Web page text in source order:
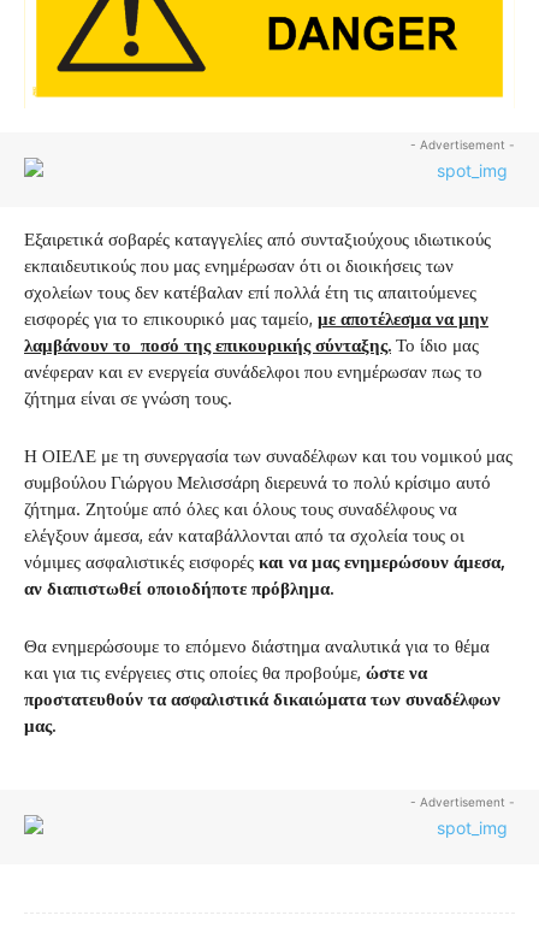
- Advertisement -
Εξαιρετικά σοβαρές καταγγελίες από συνταξιούχους ιδιωτικούς
εκπαιδευτικούς που μας ενημέρωσαν ότι οι διοικήσεις των
σχολείων τους δεν κατέβαλαν επί πολλά έτη τις απαιτούμενες
εισφορές για το επικουρικό μας ταμείο, με αποτέλεσμα να μην
λαμβάνουν το ποσό της επικουρικής σύνταξης. Το ίδιο μας
ανέφεραν και εν ενεργεία συνάδελφοι που ενημέρωσαν πως το
ζήτημα είναι σε γνώση τους.
Η ΟΙΕΛΕ με τη συνεργασία των συναδέλφων και του νομικού μας
συμβούλου Γιώργου Μελισσάρη διερευνά το πολύ κρίσιμο αυτό
ζήτημα. Ζητούμε από όλες και όλους τους συναδέλφους να
ελέγξουν άμεσα, εάν καταβάλλονται από τα σχολεία τους οι
νόμιμες ασφαλιστικές εισφορές και να μας ενημερώσουν άμεσα,
αν διαπιστωθεί οποιοδήποτε πρόβλημα.
Θα ενημερώσουμε το επόμενο διάστημα αναλυτικά για το θέμα
και για τις ενέργειες στις οποίες θα προβούμε, ώστε να
προστατευθούν τα ασφαλιστικά δικαιώματα των συναδέλφων
μας.
- Advertisement -